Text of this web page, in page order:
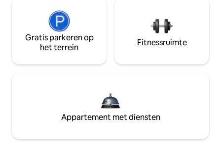
Gratis parkeren op
het terrein
Fitnessruimte
Appartement met diensten